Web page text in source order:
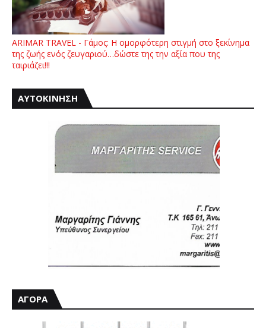
ARIMAR TRAVEL - Γάμος: Η ομορφότερη στιγμή στο ξεκίνημα
της ζωής ενός ζευγαριού…δώστε της την αξία που της
ταιριάζει!!!
ΑΥΤΟΚΙΝΗΣΗ
ΑΓΟΡΑ